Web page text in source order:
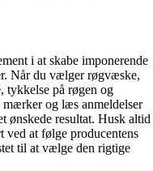
i at skabe imponerende
Når du vælger røgvæske,
tykkelse på røgen og
mærker og læs anmeldelser
ønskede resultat. Husk altid
ved at følge producentens
til at vælge den rigtige